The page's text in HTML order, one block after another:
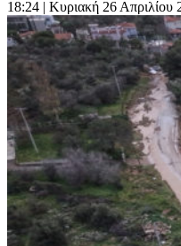
18:24 | Κυριακή 26 Απριλίου